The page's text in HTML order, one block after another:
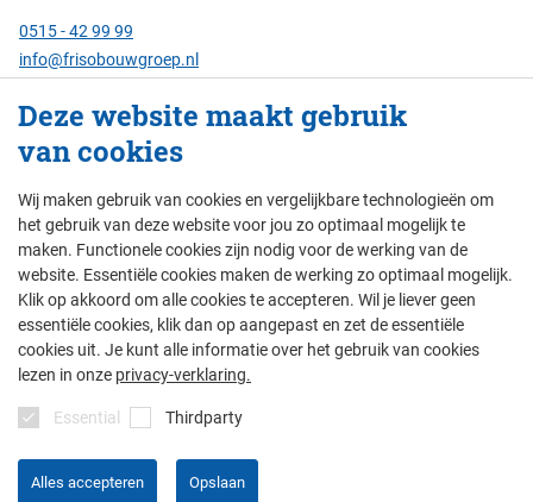
0515 - 42 99 99
info@frisobouwgroep.nl
Servicenummer
088 - 429 00 00
© Friso Bouwgroep 2026
colofon privacy thema's
disclaimer
algemene voorwaarden
Deze website maakt gebruik
van cookies
Wij maken gebruik van cookies en vergelijkbare technologieën om
het gebruik van deze website voor jou zo optimaal mogelijk te
maken. Functionele cookies zijn nodig voor de werking van de
website. Essentiële cookies maken de werking zo optimaal mogelijk.
Klik op akkoord om alle cookies te accepteren. Wil je liever geen
essentiële cookies, klik dan op aangepast en zet de essentiële
cookies uit. Je kunt alle informatie over het gebruik van cookies
lezen in onze privacy-verklaring.
Essential Thirdparty
Alles accepteren Opslaan